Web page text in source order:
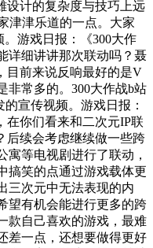
设计的复杂度与技巧上远
津津乐道的一点。大家
游戏日报：《300大作
详细讲讲那次联动吗？聂
目前来说反响最好的是V
非常多的。300大作战b站
宣传视频。游戏日报：
在你们看来和二次元IP联
后续会考虑继续做一些跨
寓等电视剧进行了联动，
搞笑的点通过游戏载体更
三次元中无法表现的内
望有机会能进行更多的跨
款自己喜欢的游戏，最难
差一点，还想要做得更好